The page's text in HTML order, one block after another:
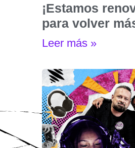
¡Estamos
para volver
Leer más »